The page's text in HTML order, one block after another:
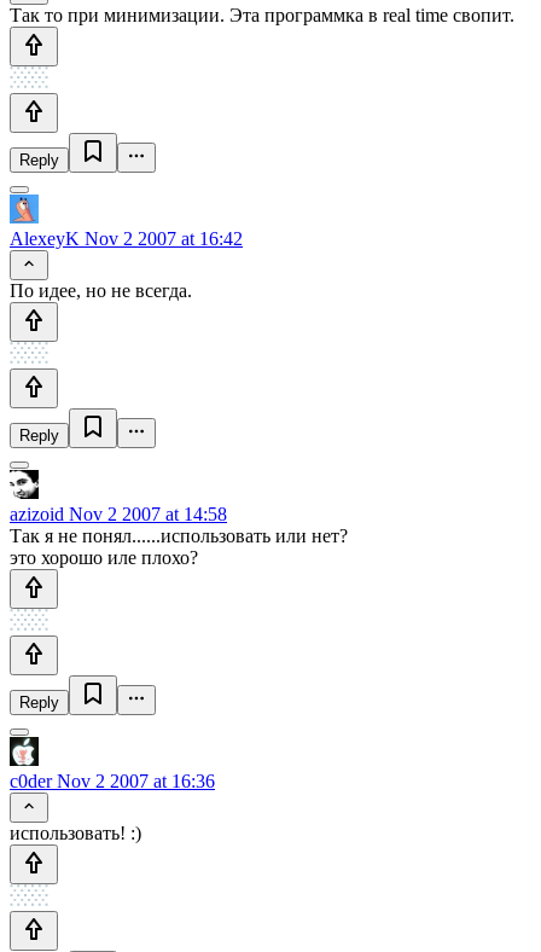
Так то при минимизации. Эта программка в real time свопит.
Reply
AlexeyK Nov 2 2007 at 16:42
По идее, но не всегда.
Reply
azizoid Nov 2 2007 at 14:58
Так я не понял......использовать или нет?
это хорошо иле плохо?
Reply
c0derNov 2 2007 at 16:36
использовать! :)